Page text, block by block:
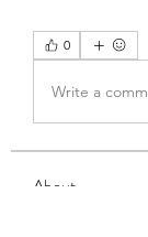
0
Write a
About